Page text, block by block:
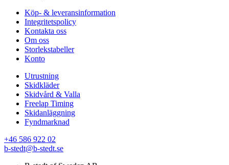
Köp- & leveransinformation
Integritetspolicy
Kontakta oss
Om oss
Storlekstabeller
Konto
Utrustning
Skidkläder
Skidvård & Valla
Freelap Timing
Skidanläggning
Fyndmarknad
+46 586 922 02
b-stedt@b-stedt.se